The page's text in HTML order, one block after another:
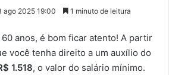
ago 2025 19:00 1 minuto de leitura
anos, é bom ficar atento! A partir
você tenha direito a um auxílio do
1.518, o valor do salário mínimo.